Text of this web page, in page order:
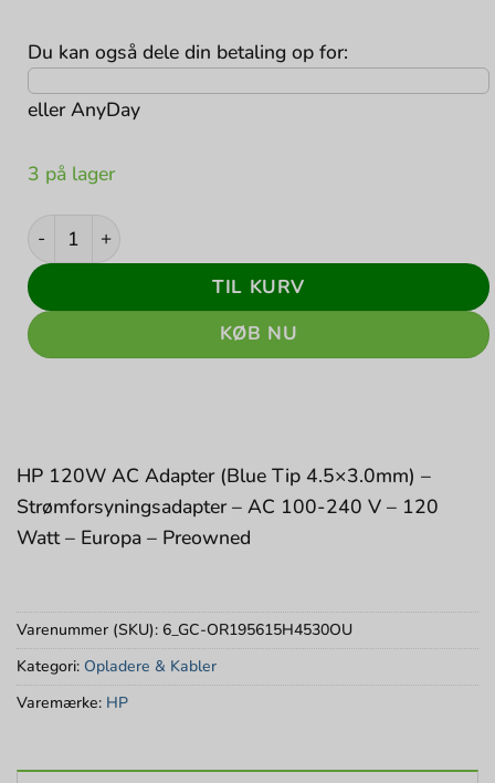
Du kan også dele din betaling op for:
ellerAnyDay
3 på lager
HP Adapter 120Watt Strømforsyningsadapter
TIL KURV
KØB NU
HP 120W AC Adapter (Blue Tip 4.5×3.0mm) –
Strømforsyningsadapter – AC 100-240 V – 120
Watt – Europa – Preowned
Varenummer (SKU): 6_GC-OR195615H4530OU
Kategori: Opladere & Kabler
Varemærke: HP